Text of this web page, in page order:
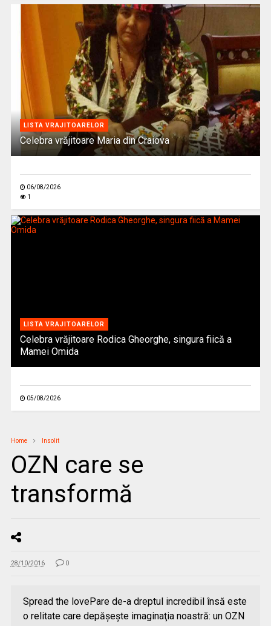
LISTA VRAJITOARELOR
Celebra vrăjitoare Maria din Craiova
06/08/2026
1
LISTA VRAJITOARELOR
Celebra vrăjitoare Rodica Gheorghe, singura fiică a
Mamei Omida
05/08/2026
Home Insolit
OZN care se
transformă
28/10/2016 0
Spread the lovePare de-a dreptul incredibil însă este
o relitate care depăşeşte imaginaţia noastră: un OZN